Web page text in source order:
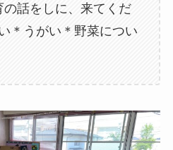
話をしに、来てくだ
＊うがい＊野菜につい